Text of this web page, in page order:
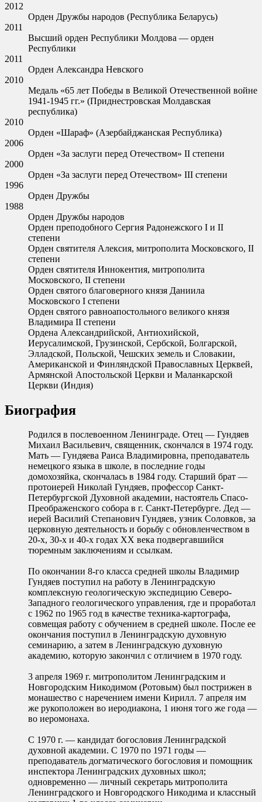
2012
Орден Дружбы народов (Республика Беларусь)
2011
Высший орден Республики Молдова — орден
Республики
2011
Орден Александра Невского
2010
Медаль «65 лет Победы в Великой Отечественной войне
1941-1945 гг.» (Приднестровская Молдавская
республика)
2010
Орден «Шараф» (Азербайджанская Республика)
2006
Орден «За заслуги перед Отечеством» II степени
2000
Орден «За заслуги перед Отечеством» III степени
1996
Орден Дружбы
1988
Орден Дружбы народов
Орден преподобного Сергия Радонежского I и II
степени
Орден святителя Алексия, митрополита Московского, II
степени
Орден святителя Иннокентия, митрополита
Московского, II степени
Орден святого благоверного князя Даниила
Московского I степени
Орден святого равноапостольного великого князя
Владимира II степени
Ордена Александрийской, Антиохийской,
Иерусалимской, Грузинской, Сербской, Болгарской,
Элладской, Польской, Чешских земель и Словакии,
Американской и Финляндской Православных Церквей,
Армянской Апостольской Церкви и Маланкарской
Церкви (Индия)
Биография
Родился в послевоенном Ленинграде. Отец — Гундяев
Михаил Васильевич, священник, скончался в 1974 году.
Мать — Гундяева Раиса Владимировна, преподаватель
немецкого языка в школе, в последние годы
домохозяйка, скончалась в 1984 году. Старший брат —
протоиерей Николай Гундяев, профессор Санкт-
Петербургской Духовной академии, настоятель Спасо-
Преображенского собора в г. Санкт-Петербурге. Дед —
иерей Василий Степанович Гундяев, узник Соловков, за
церковную деятельность и борьбу с обновленчеством в
20-х, 30-х и 40-х годах ХХ века подвергавшийся
тюремным заключениям и ссылкам.
По окончании 8-го класса средней школы Владимир
Гундяев поступил на работу в Ленинградскую
комплексную геологическую экспедицию Северо-
Западного геологического управления, где и проработал
с 1962 по 1965 год в качестве техника-картографа,
совмещая работу с обучением в средней школе. После ее
окончания поступил в Ленинградскую духовную
семинарию, а затем в Ленинградскую духовную
академию, которую закончил с отличием в 1970 году.
3 апреля 1969 г. митрополитом Ленинградским и
Новгородским Никодимом (Ротовым) был пострижен в
монашество с наречением имени Кирилл. 7 апреля им
же рукоположен во иеродиакона, 1 июня того же года —
во иеромонаха.
С 1970 г. — кандидат богословия Ленинградской
духовной академии. С 1970 по 1971 годы —
преподаватель догматического богословия и помощник
инспектора Ленинградских духовных школ;
одновременно — личный секретарь митрополита
Ленинградского и Новгородского Никодима и классный